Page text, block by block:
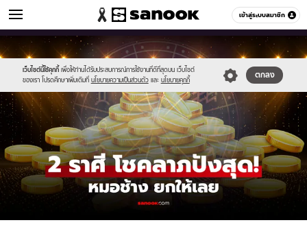
เข้าสู่ระบบสมาชิก
ดูดวง หมวดอื่นๆ
เว็บไซต์นี้ใช้คุกกี้ เพื่อให้ท่านได้รับประสบการณ์การใช้งานที่ดีที่สุดบน เว็บไซต์
ของเรา โปรดศึกษาเพิ่มเติมที่ นโยบายความเป็นส่วนตัว และ นโยบายคุกกี้
ตกลง
Sanook
//s.isanook.com/sr/0/images/logo-
new-
sanook.png
600
//s.isanook.com/ho/0/ud/65/328762/new-
thumbnail1200x720_v2-
20.jpg